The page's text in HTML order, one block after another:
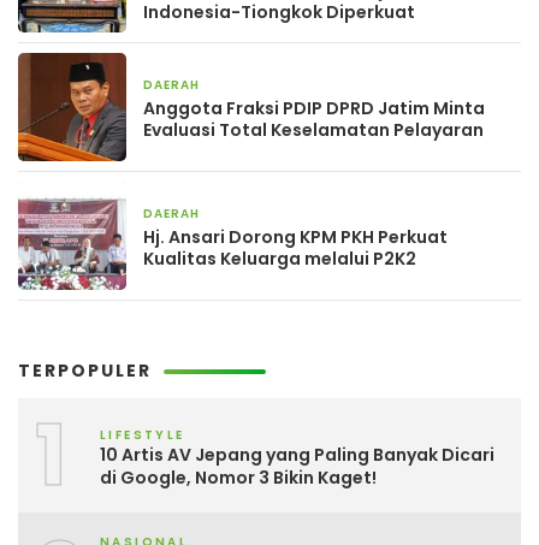
Indonesia-Tiongkok Diperkuat
DAERAH
Anggota Fraksi PDIP DPRD Jatim Minta
Evaluasi Total Keselamatan Pelayaran
DAERAH
Hj. Ansari Dorong KPM PKH Perkuat
Kualitas Keluarga melalui P2K2
TERPOPULER
1 LIFESTYLE
10 Artis AV Jepang yang Paling Banyak Dicari
di Google, Nomor 3 Bikin Kaget!